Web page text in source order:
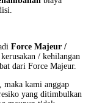
Force Majeur /
/ kehilangan
dari Force Majeur.
maka kami anggap
yang ditimbulkan